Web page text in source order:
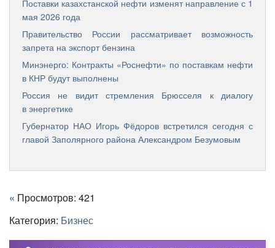
Поставки казахстанской нефти изменят направление с 1
мая 2026 года
Правительство России рассматривает возможность
запрета на экспорт бензина
Минэнерго: Контракты «Роснефти» по поставкам нефти
в КНР будут выполнены
Россия не видит стремления Брюсселя к диалогу
в энергетике
Губернатор НАО Игорь Фёдоров встретился сегодня с
главой Заполярного района Александром Безумовым
« Просмотров: 421
Категория: Бизнес